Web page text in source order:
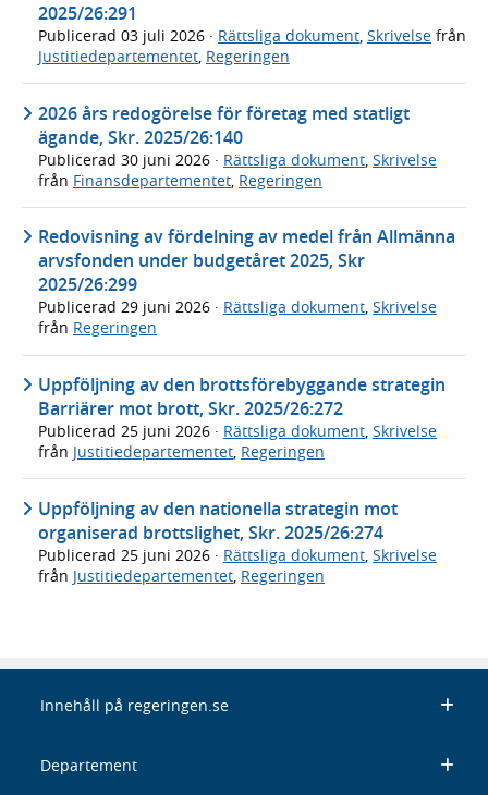
2025/26:291
Publicerad 03 juli 2026 · Rättsliga dokument, Skrivelse från
Justitiedepartementet, Regeringen
2026 års redogörelse för företag med statligt
ägande, Skr. 2025/26:140
Publicerad 30 juni 2026 · Rättsliga dokument Skrivelse
från Finansdepartementet Regeringen
Redovisning av fördelning av medel från Allmänna
arvsfonden under budgetåret 2025, Skr
2025/26:299
Publicerad 29 juni 2026 · Rättsliga dokument, Skrivelse
från Regeringen
Uppföljning av den brottsförebyggande strategin
Barriärer mot brott, Skr. 2025/26:272
Publicerad 25 juni 2026 · Rättsliga dokument, Skrivelse
från Justitiedepartementet, Regeringen
Uppföljning av den nationella strategin mot
organiserad brottslighet, Skr. 2025/26:274
Publicerad 25 juni 2026 · Rättsliga dokument Skrivelse
från Justitiedepartementet Regeringen
Innehåll på regeringen.se
Departement